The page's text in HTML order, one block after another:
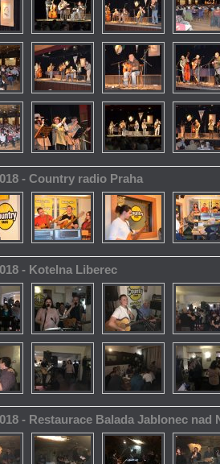
- Country radio Praha
- Kotelna Liberec
- Restaurace Balada Jablonec nad